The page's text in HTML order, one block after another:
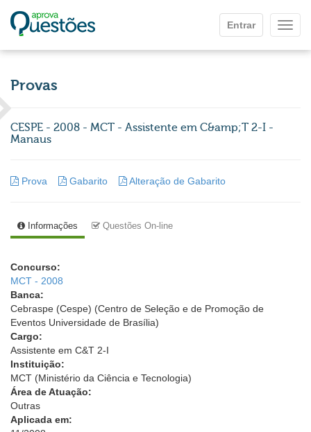
Entrar
Provas
CESPE - 2008 - MCT - Assistente em C&amp;T 2-I -
Manaus
Prova Gabarito Alteração de Gabarito
Informações Questões On-line
Concurso:
MCT - 2008
Banca:
Cebraspe (Cespe) (Centro de Seleção e de Promoção de
Eventos Universidade de Brasília)
Cargo:
Assistente em C&T 2-I
Instituição:
MCT (Ministério da Ciência e Tecnologia)
Área de Atuação:
Outras
Aplicada em: